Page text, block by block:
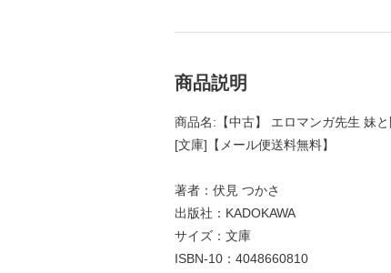
商品説明
商品名:【中古】 エロマンガ先生 妹
[文庫]【メール便送料無料】
著者：伏見 つかさ
出版社：KADOKAWA
サイズ：文庫
ISBN-10：4048660810